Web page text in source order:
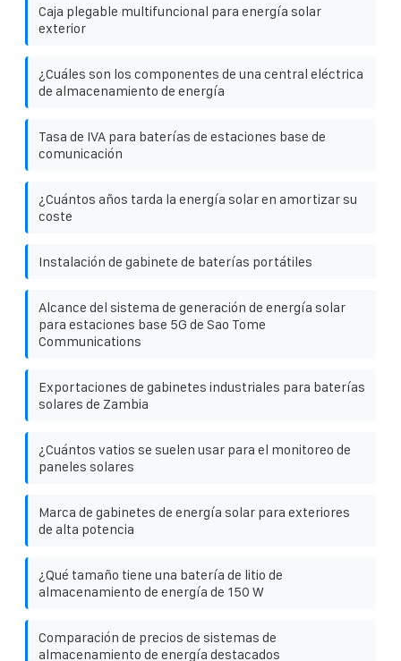
Caja plegable multifuncional para energía solar
exterior
¿Cuáles son los componentes de una central eléctrica
de almacenamiento de energía
Tasa de IVA para baterías de estaciones base de
comunicación
¿Cuántos años tarda la energía solar en amortizar su
coste
Instalación de gabinete de baterías portátiles
Alcance del sistema de generación de energía solar
para estaciones base 5G de Sao Tome
Communications
Exportaciones de gabinetes industriales para baterías
solares de Zambia
¿Cuántos vatios se suelen usar para el monitoreo de
paneles solares
Marca de gabinetes de energía solar para exteriores
de alta potencia
¿Qué tamaño tiene una batería de litio de
almacenamiento de energía de 150 W
Comparación de precios de sistemas de
almacenamiento de energía destacados